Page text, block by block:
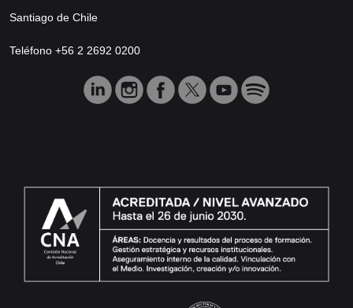
Santiago de Chile
Teléfono +56 2 2692 0200